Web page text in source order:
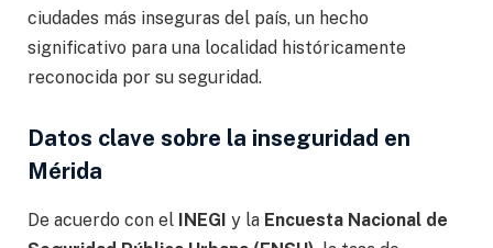
ciudades más inseguras del país, un hecho
significativo para una localidad históricamente
reconocida por su seguridad.
Datos clave sobre la inseguridad en
Mérida
De acuerdo con el INEGI y la Encuesta Nacional de